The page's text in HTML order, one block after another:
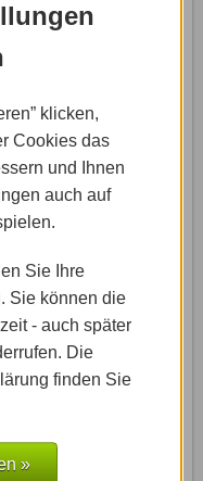
klicken,
Cookies das
und Ihnen
auch auf
Sie Ihre
Sie können die
- auch später
Die
finden Sie
»
die beiden
Bevor ihr euch für
klickt auf
von der
bekommen.
bearbeiten“ im